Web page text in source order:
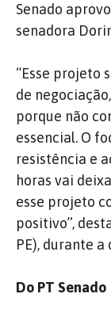
Senado
senadora
“Esse projeto
de
porque não
essencial. O
resistência e
horas vai
esse projeto
positivo”,
PE), durante a
Do PT Senado